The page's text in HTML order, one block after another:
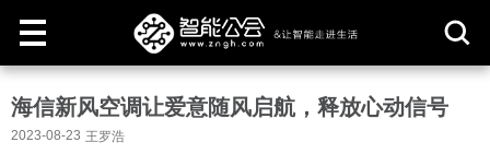
海信新风空调让爱意随风启航，释放心动信号
2023-08-23 王罗浩